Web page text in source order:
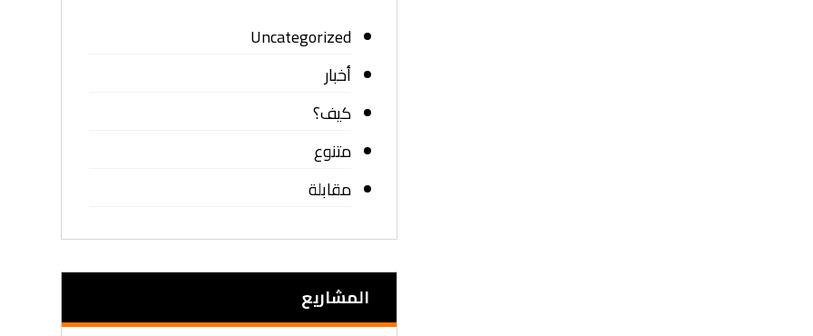
Uncategorized
أخبار
كيف؟
متنوع
مقابلة
المشاریع